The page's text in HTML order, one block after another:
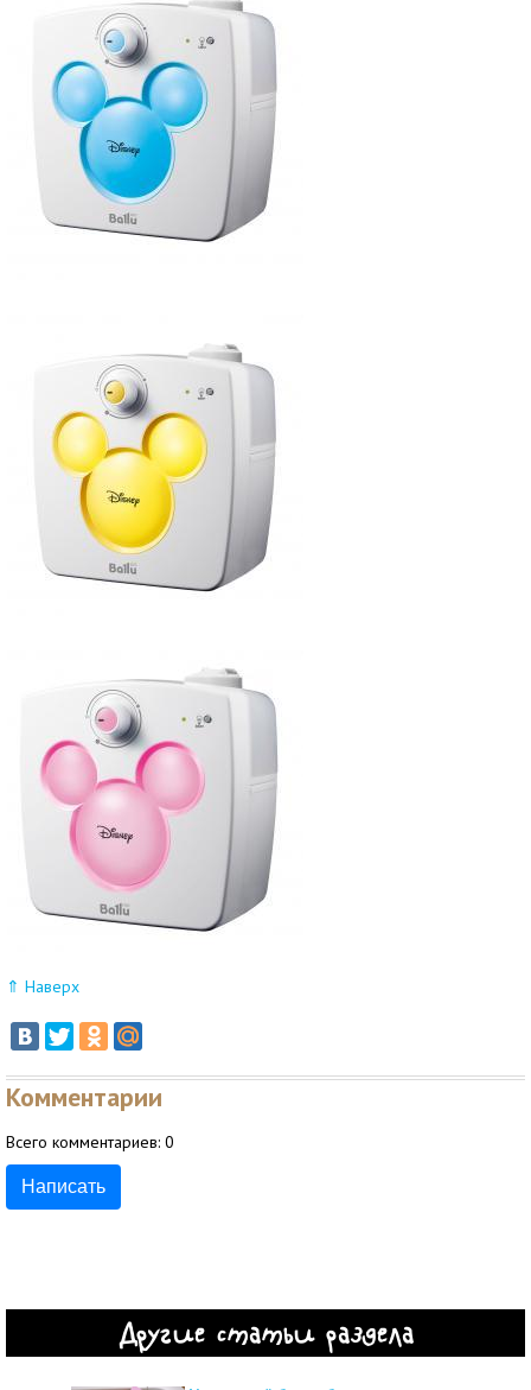
⇑ Наверх
Комментарии
Всего комментариев: 0
Написать
Другие статьи раздела